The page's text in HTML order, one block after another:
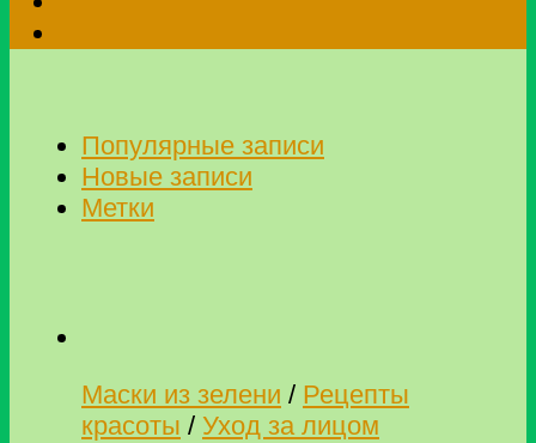
Популярные записи
Новые записи
Метки
Маски из зелени / Рецепты
красоты / Уход за лицом